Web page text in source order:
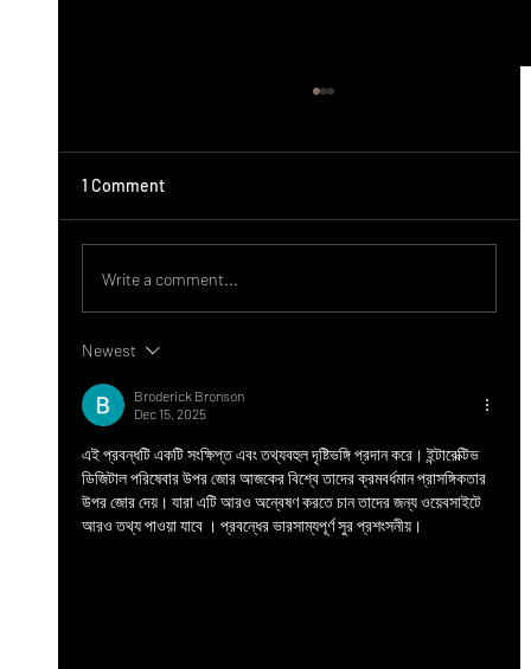
ಗುಯಿಲಾಳುವಿನಲ್ಲಿ ಉಚಿತ ಆರೋಗ್ಯ ತಪಾಸಣಾ ಶಿಬಿರ
1 Comment
Write a comment...
Newest
Broderick Bronson
Dec 15, 2025
এই প্রবন্ধটি একটি সংক্ষিপ্ত এবং তথ্যবহুল দৃষ্টিভঙ্গি প্রদান করে। ইন্টারেক্টিভ
ডিজিটাল পরিষেবার উপর জোর আজকের বিশ্বে তাদের ক্রমবর্ধমান প্রাসঙ্গিকতার
উপর জোর দেয়। যারা এটি আরও অন্বেষণ করতে চান তাদের জন্য ওয়েবসাইটে
আরও তথ্য পাওয়া যাবে । প্রবন্ধের ভারসাম্যপূর্ণ সুর প্রশংসনীয়।